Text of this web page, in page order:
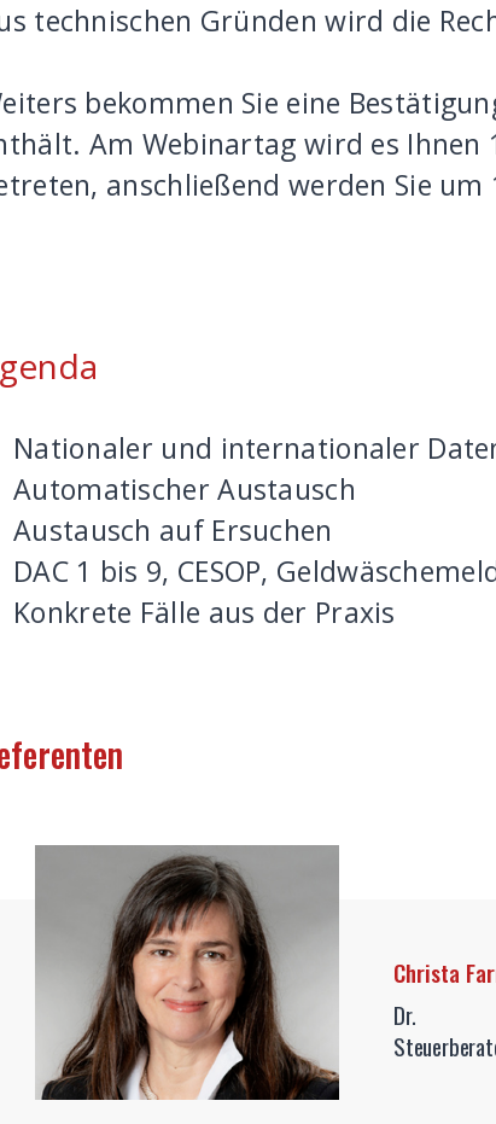
technischen Gründen wird die
bekommen Sie eine
Am Webinartag wird es
anschließend werden Sie
Nationaler und internationaler
Automatischer Austausch
Austausch auf Ersuchen
DAC 1 bis 9, CESOP,
Konkrete Fälle aus der Praxis
Christa
Dr.